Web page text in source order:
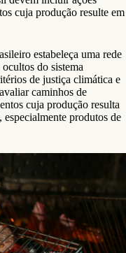
cuja produção resulte em
estabeleça uma rede
do sistema
de justiça climática e
caminhos de
cuja produção resulta
especialmente produtos de